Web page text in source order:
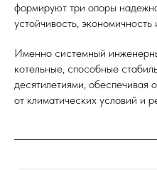
формируют три опоры
устойчивость, экономичность
Именно системный
котельные, способные
десятилетиями, обеспечивая
от климатических условий и